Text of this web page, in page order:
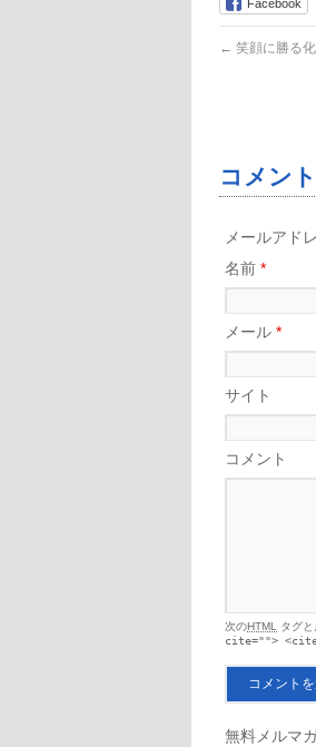
Facebook
← 笑顔に勝る
コメン
メールアド
名前 *
メール *
サイト
コメント
次のHTML タグ
cite="">
無料メルマ